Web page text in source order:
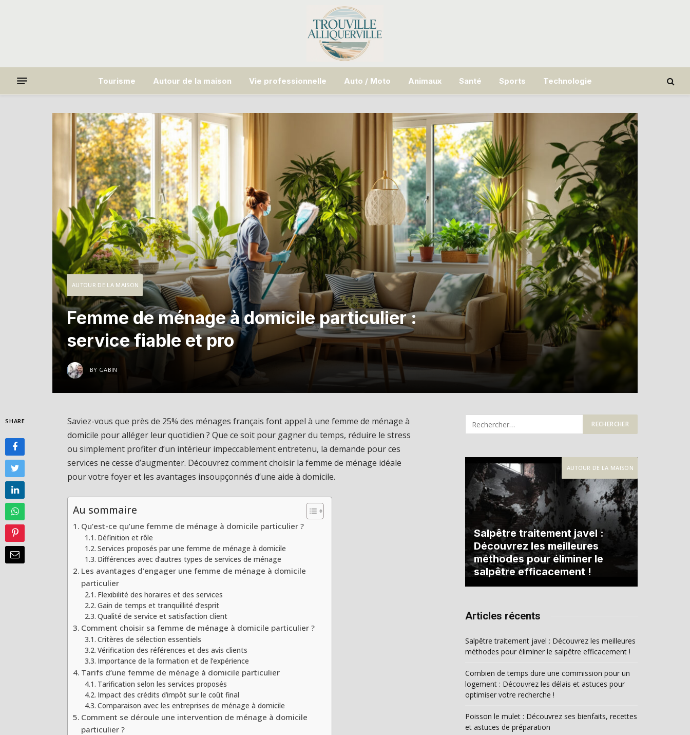
Tourisme Autour de la maison Vie professionnelle Auto / Moto Animaux Santé Sports Technologie
AUTOUR DE LA MAISON
Femme de ménage à domicile particulier :
service fiable et pro
BY GABIN
SHARE
Saviez-vous que près de 25% des ménages français font appel à une femme de ménage à
domicile pour alléger leur quotidien ? Que ce soit pour gagner du temps, réduire le stress
ou simplement profiter d’un intérieur impeccablement entretenu, la demande pour ces
services ne cesse d’augmenter. Découvrez comment choisir la femme de ménage idéale
pour votre foyer et les avantages insoupçonnés d’une aide à domicile.
Au sommaire
Qu’est-ce qu’une femme de ménage à domicile particulier ?
Définition et rôle
Services proposés par une femme de ménage à domicile
Différences avec d’autres types de services de ménage
Les avantages d’engager une femme de ménage à domicile
particulier
Flexibilité des horaires et des services
Gain de temps et tranquillité d’esprit
Qualité de service et satisfaction client
Comment choisir sa femme de ménage à domicile particulier ?
Critères de sélection essentiels
Vérification des références et des avis clients
Importance de la formation et de l’expérience
Tarifs d’une femme de ménage à domicile particulier
Tarification selon les services proposés
Impact des crédits d’impôt sur le coût final
Comparaison avec les entreprises de ménage à domicile
Comment se déroule une intervention de ménage à domicile
particulier ?
AUTOUR DE LA MAISON
Salpêtre traitement javel :
Découvrez les meilleures
méthodes pour éliminer le
salpêtre efficacement !
Articles récents
Salpêtre traitement javel : Découvrez les meilleures
méthodes pour éliminer le salpêtre efficacement !
Combien de temps dure une commission pour un
logement : Découvrez les délais et astuces pour
optimiser votre recherche !
Poisson le mulet : Découvrez ses bienfaits, recettes
et astuces de préparation